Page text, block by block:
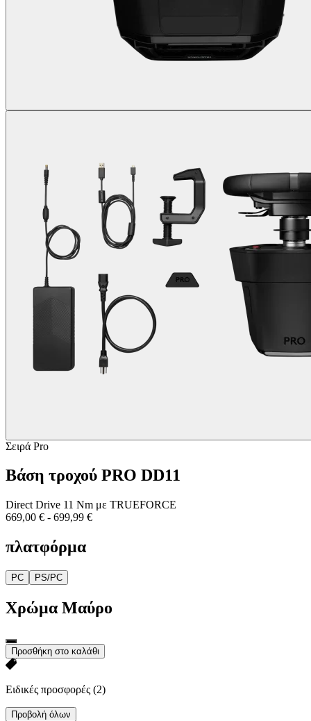
Σειρά Pro
Βάση τροχού PRO DD11
Direct Drive 11 Nm με TRUEFORCE
669,00 € - 699,99 €
πλατφόρμα
PC PS/PC
Χρώμα Μαύρο
Προσθήκη στο καλάθι
Ειδικές προσφορές (2)
Προβολή όλων